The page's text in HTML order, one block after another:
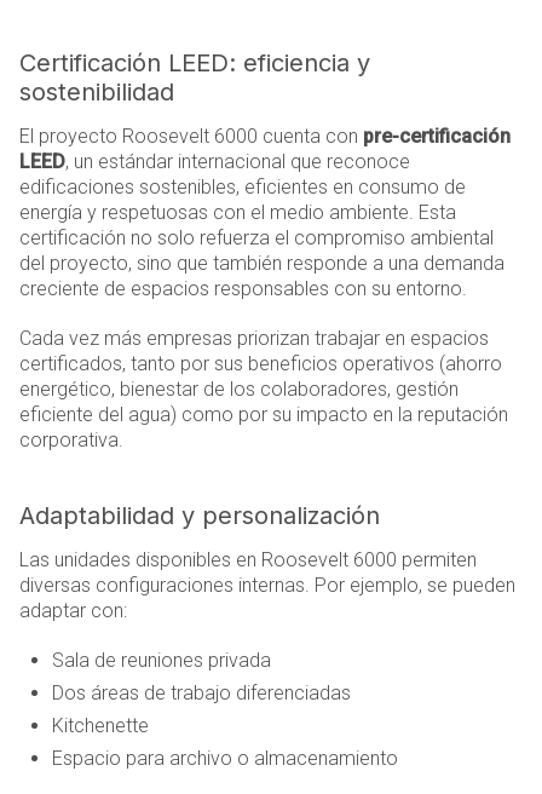
Certificación LEED: eficiencia y
sostenibilidad
El proyecto Roosevelt 6000 cuenta con pre-certificación
LEED, un estándar internacional que reconoce
edificaciones sostenibles, eficientes en consumo de
energía y respetuosas con el medio ambiente. Esta
certificación no solo refuerza el compromiso ambiental
del proyecto, sino que también responde a una demanda
creciente de espacios responsables con su entorno.
Cada vez más empresas priorizan trabajar en espacios
certificados, tanto por sus beneficios operativos (ahorro
energético, bienestar de los colaboradores, gestión
eficiente del agua) como por su impacto en la reputación
corporativa.
Adaptabilidad y personalización
Las unidades disponibles en Roosevelt 6000 permiten
diversas configuraciones internas. Por ejemplo, se pueden
adaptar con:
Sala de reuniones privada
Dos áreas de trabajo diferenciadas
Kitchenette
Espacio para archivo o almacenamiento